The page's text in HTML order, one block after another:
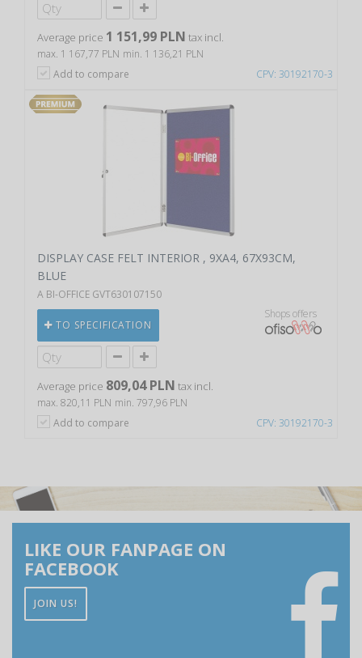
CPV: 30192170-3
Average price 1 151,99 PLN tax incl.
max. 1 167,77 PLN min. 1 136,21 PLN
Add to compare
CPV: 30192170-3
DISPLAY CASE FELT INTERIOR , 9XA4, 67X93CM,
BLUE
A BI-OFFICE GVT630107150
TO SPECIFICATION
Shops offers
Average price 809,04 PLN tax incl.
max. 820,11 PLN min. 797,96 PLN
Add to compare
LIKE OUR FANPAGE ON
FACEBOOK
JOIN US!